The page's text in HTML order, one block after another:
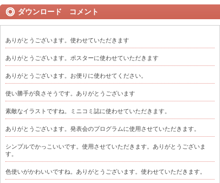
ダウンロード コメント
ありがとうございます。使わせていただきます
ありがとうございます。ポスターに使わせていただきます
ありがとうございます。お便りに使わせてください。
使い勝手が良さそうです。ありがとうございます
素敵なイラストですね。ミニコミ誌に使わせていただきます。
ありがとうございます。発表会のプログラムに使用させていただきます。
シンプルでかっこいいです。使用させていただきます。ありがとうございま
す。
色使いがかわいいですね。ありがとうございます。使わせていただきます。